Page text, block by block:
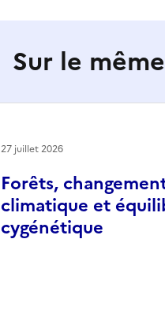
Sur le
Forêts,
climatique et
cygénétique
27 juillet 2026